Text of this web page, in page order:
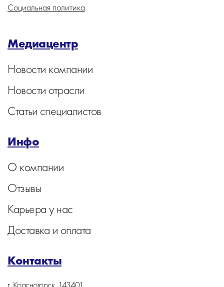
Социальная политика
Медиацентр
Новости компании
Новости отрасли
Статьи специалистов
Инфо
О компании
Отзывы
Карьера у нас
Доставка и оплата
Контакты